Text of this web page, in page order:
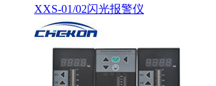
XXS-01/02闪光报警仪